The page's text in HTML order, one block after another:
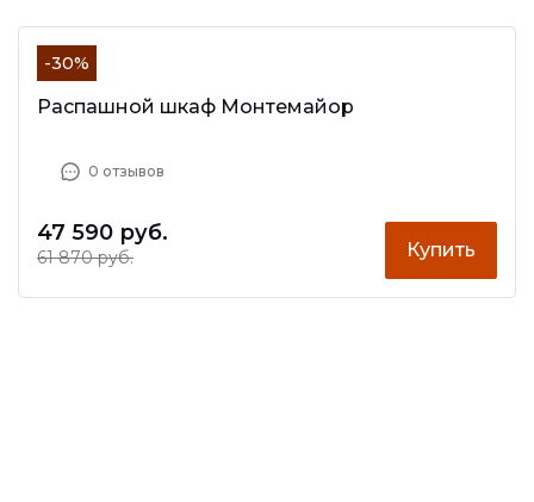
-30%
Распашной шкаф Монтемайор
0 отзывов
47 590 руб.
61 870 руб. Купить